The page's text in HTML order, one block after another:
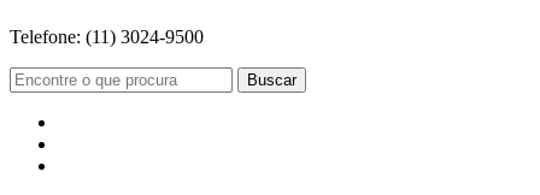
Telefone: (11) 3024-9500
Buscar